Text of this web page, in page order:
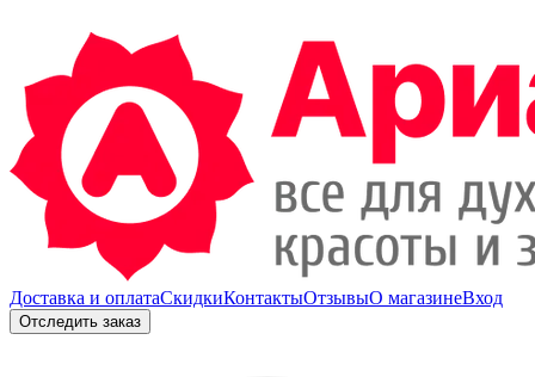
Доставка и оплатаСкидкиКонтактыОтзывыО магазинеВход
Отследить заказ